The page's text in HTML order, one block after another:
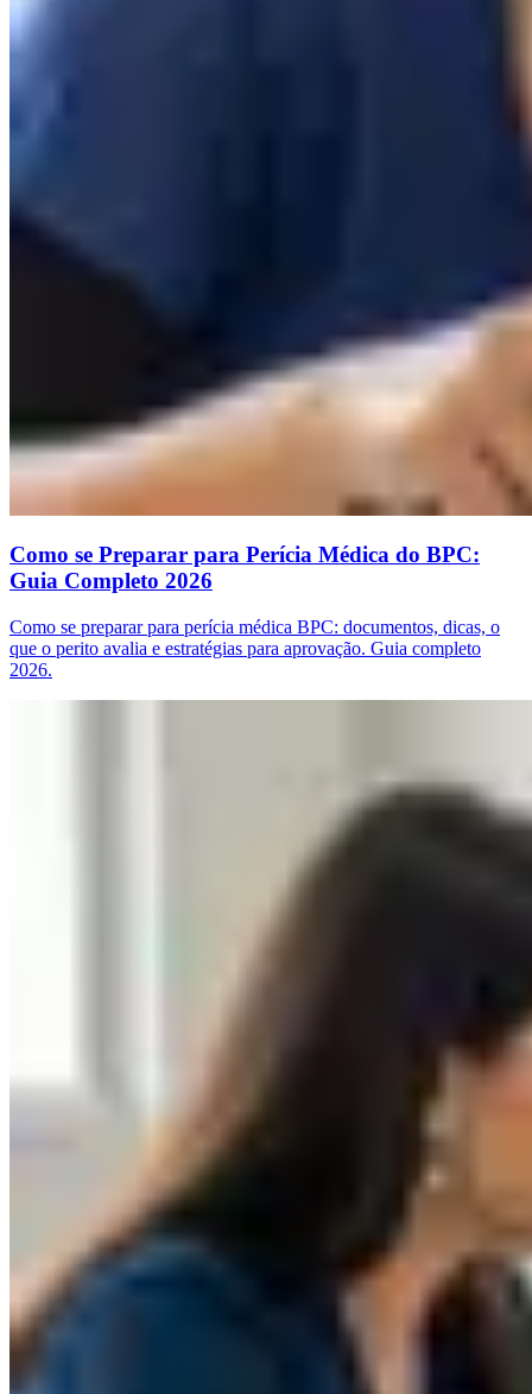
Como se Preparar para Perícia Médica do BPC:
Guia Completo 2026
Como se preparar para perícia médica BPC: documentos, dicas, o
que o perito avalia e estratégias para aprovação. Guia completo
2026.